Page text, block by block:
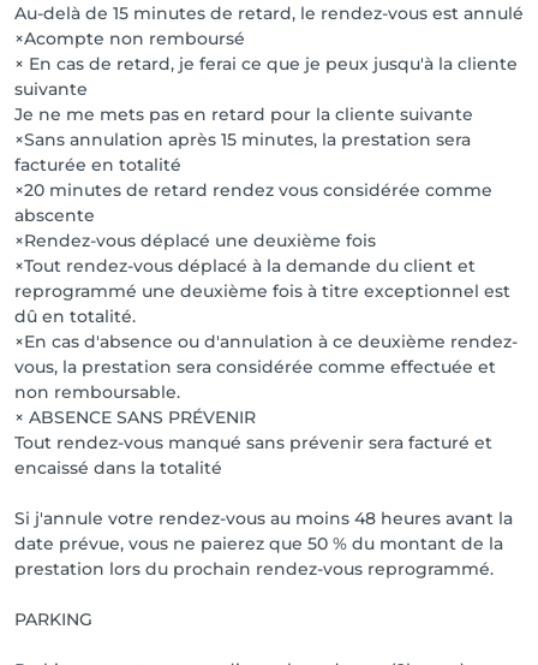
Au-delà de 15 minutes de retard, le rendez-vous est annulé
×Acompte non remboursé
× En cas de retard, je ferai ce que je peux jusqu'à la cliente
suivante
Je ne me mets pas en retard pour la cliente suivante
×Sans annulation après 15 minutes, la prestation sera
facturée en totalité
×20 minutes de retard rendez vous considérée comme
abscente
×Rendez-vous déplacé une deuxième fois
×Tout rendez-vous déplacé à la demande du client et
reprogrammé une deuxième fois à titre exceptionnel est
dû en totalité.
×En cas d'absence ou d'annulation à ce deuxième rendez-
vous, la prestation sera considérée comme effectuée et
non remboursable.
× ABSENCE SANS PRÉVENIR
Tout rendez-vous manqué sans prévenir sera facturé et
encaissé dans la totalité
Si j'annule votre rendez-vous au moins 48 heures avant la
date prévue, vous ne paierez que 50 % du montant de la
prestation lors du prochain rendez-vous reprogrammé.
PARKING